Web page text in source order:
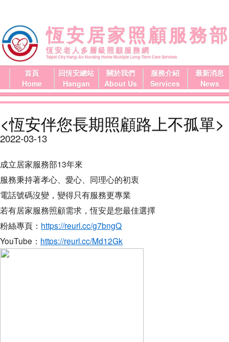
恆安居家照顧服務
恆安老人多層級照顧服務網
Taipei City Hang-An Nursing Home Multiple Long-Term Care Services
首頁
Home
回恆安總站
Hangan
關於我們
About Us
服務介紹
Services
最新消息
News
<恆安伴您長期照顧路上不孤單>
2022-03-13
成立居家服務部13年來
服務秉持著孝心、愛心、同理心的初衷
電話號碼沒變，變得只有服務更專業
若有居家服務照顧需求，恆安是您最佳選擇
粉絲專頁： https://reurl.cc/g7bngQ
YouTube： https://reurl.cc/Md12Gk